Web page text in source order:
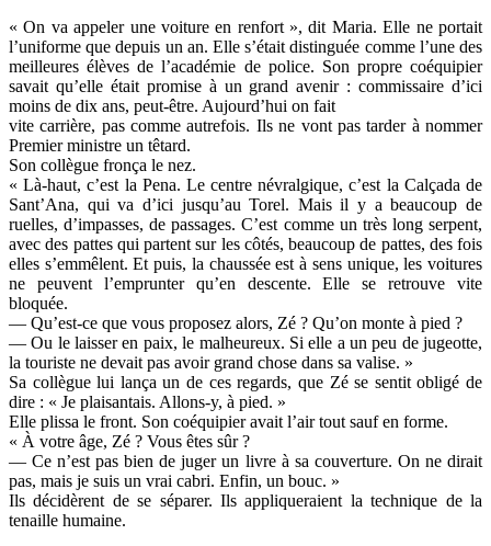
« On va appeler une voiture en renfort », dit Maria. Elle ne portait
l’uniforme que depuis un an. Elle s’était distinguée comme l’une des
meilleures élèves de l’académie de police. Son propre coéquipier
savait qu’elle était promise à un grand avenir : commissaire d’ici
moins de dix ans, peut-être. Aujourd’hui on fait
vite carrière, pas comme autrefois. Ils ne vont pas tarder à nommer
Premier ministre un têtard.
Son collègue fronça le nez.
« Là-haut, c’est la Pena. Le centre névralgique, c’est la Calçada de
Sant’Ana, qui va d’ici jusqu’au Torel. Mais il y a beaucoup de
ruelles, d’impasses, de passages. C’est comme un très long serpent,
avec des pattes qui partent sur les côtés, beaucoup de pattes, des fois
elles s’emmêlent. Et puis, la chaussée est à sens unique, les voitures
ne peuvent l’emprunter qu’en descente. Elle se retrouve vite
bloquée.
— Qu’est-ce que vous proposez alors, Zé ? Qu’on monte à pied ?
— Ou le laisser en paix, le malheureux. Si elle a un peu de jugeotte,
la touriste ne devait pas avoir grand chose dans sa valise. »
Sa collègue lui lança un de ces regards, que Zé se sentit obligé de
dire : « Je plaisantais. Allons-y, à pied. »
Elle plissa le front. Son coéquipier avait l’air tout sauf en forme.
« À votre âge, Zé ? Vous êtes sûr ?
— Ce n’est pas bien de juger un livre à sa couverture. On ne dirait
pas, mais je suis un vrai cabri. Enfin, un bouc. »
Ils décidèrent de se séparer. Ils appliqueraient la technique de la
tenaille humaine.